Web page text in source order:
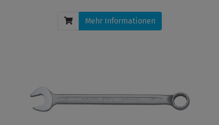
Mehr Informationen